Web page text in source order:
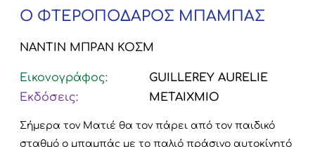
Ο ΦΤΕΡΟΠΟΔΑΡΟΣ ΜΠΑΜΠΑΣ
ΝΑΝΤΙΝ ΜΠΡΑΝ ΚΟΣΜ
Εικονογράφος:
GUILLEREY AURELIE
Εκδόσεις:
ΜΕΤΑΙΧΜΙΟ
Σήμερα τον Ματιέ θα τον πάρει από τον παιδικό
σταθμό ο μπαμπάς με το παλιό πράσινο αυτοκίνητό